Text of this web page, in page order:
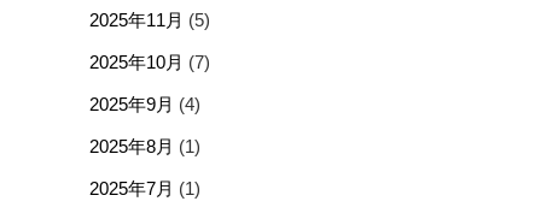
2025年11月 (5)
2025年10月 (7)
2025年9月 (4)
2025年8月 (1)
2025年7月 (1)